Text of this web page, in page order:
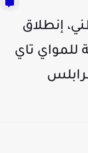
إنطلاق
تاي